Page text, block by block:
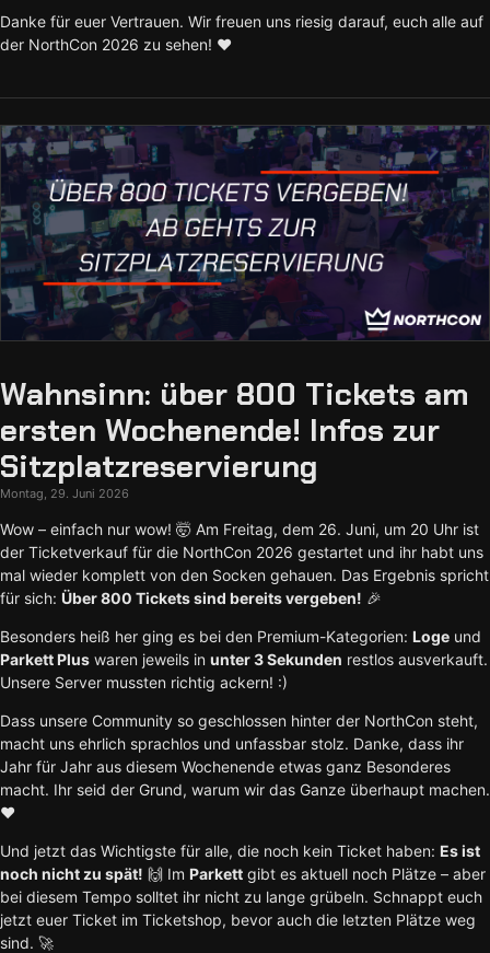
Danke für euer Vertrauen. Wir freuen uns riesig darauf, euch alle auf
der NorthCon 2026 zu sehen! ❤️
Wahnsinn: über 800 Tickets am
ersten Wochenende! Infos zur
Sitzplatzreservierung
Montag, 29. Juni 2026
Wow – einfach nur wow! 🤯 Am Freitag, dem 26. Juni, um 20 Uhr ist
der Ticketverkauf für die NorthCon 2026 gestartet und ihr habt uns
mal wieder komplett von den Socken gehauen. Das Ergebnis spricht
für sich: Über 800 Tickets sind bereits vergeben! 🎉
Besonders heiß her ging es bei den Premium-Kategorien: Loge und
Parkett Plus waren jeweils in unter 3 Sekunden restlos ausverkauft.
Unsere Server mussten richtig ackern! :)
Dass unsere Community so geschlossen hinter der NorthCon steht,
macht uns ehrlich sprachlos und unfassbar stolz. Danke, dass ihr
Jahr für Jahr aus diesem Wochenende etwas ganz Besonderes
macht. Ihr seid der Grund, warum wir das Ganze überhaupt machen.
❤️
Und jetzt das Wichtigste für alle, die noch kein Ticket haben: Es ist
noch nicht zu spät! 🙌 Im Parkett gibt es aktuell noch Plätze – aber
bei diesem Tempo solltet ihr nicht zu lange grübeln. Schnappt euch
jetzt euer Ticket im Ticketshop, bevor auch die letzten Plätze weg
sind. 🚀